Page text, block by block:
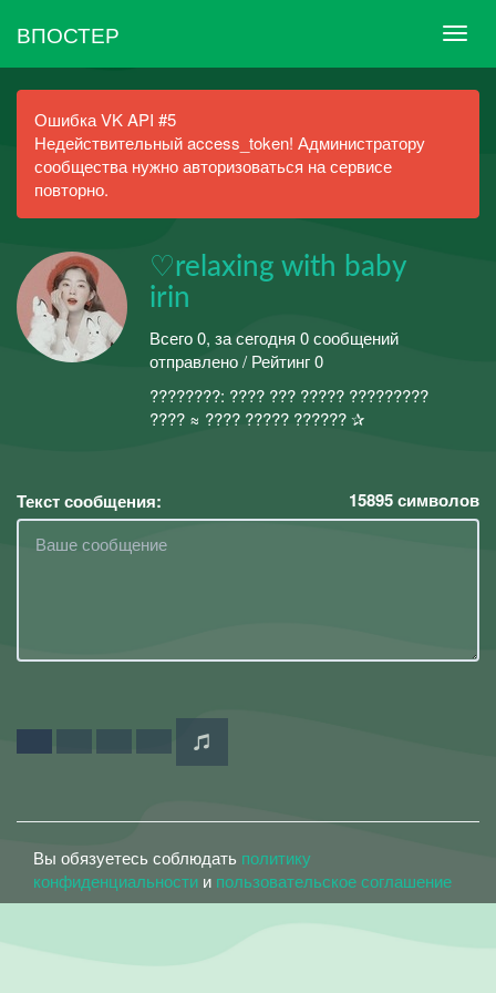
ВПОСТЕР
Ошибка VK API #5
Недействительный access_token! Администратору
сообщества нужно авторизоваться на сервисе
повторно.
♡relaxing with baby
irin
Всего 0, за сегодня 0 сообщений
отправлено / Рейтинг 0
????????: ???? ??? ????? ?????????
???? ≈ ???? ????? ?????? ✰
Текст сообщения: 15895символов
Вы обязуетесь соблюдать политику
конфиденциальности и пользовательское соглашение